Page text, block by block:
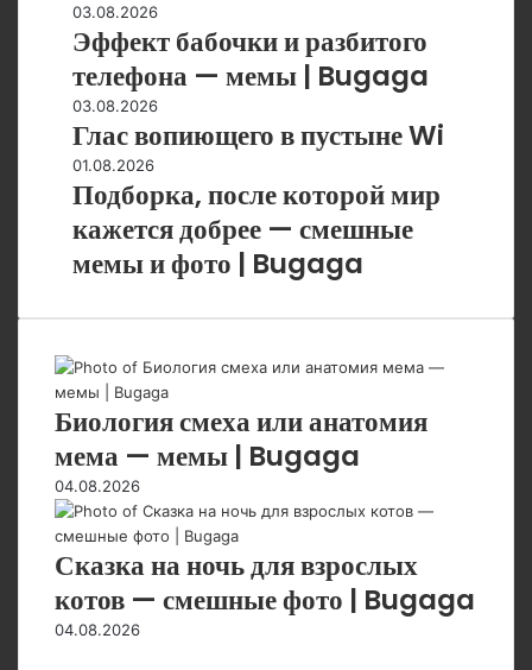
приколы
|
Bugaga
Эффект
бабочки
разбитого
телефона
—
мемы
|
Bugaga
03.08.2026
Эффект бабочки и разбитого
телефона — мемы | Bugaga
Глас
вопиющего
в
пустыне
Wi
03.08.2026
Глас вопиющего в пустыне Wi
Подборка,
после
которой
мир
кажется
—
мемы
и
фото
Bugaga
01.08.2026
Подборка, после которой мир
кажется добрее — смешные
мемы и фото | Bugaga
Биология смеха или анатомия
мема — мемы | Bugaga
04.08.2026
Сказка на ночь для взрослых
котов — смешные фото | Bugaga
04.08.2026